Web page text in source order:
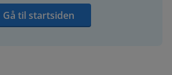
Gå til startsiden